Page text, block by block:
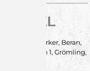
SPIEL
5, Märker, Beran,
3, Reitemann 1, Grömling,